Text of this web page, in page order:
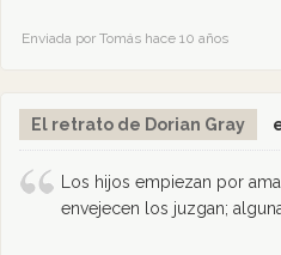
Enviada por Tomás hace 10 años
El retrato de Dorian Gray
Los hijos empiezan por
envejecen los juzgan;